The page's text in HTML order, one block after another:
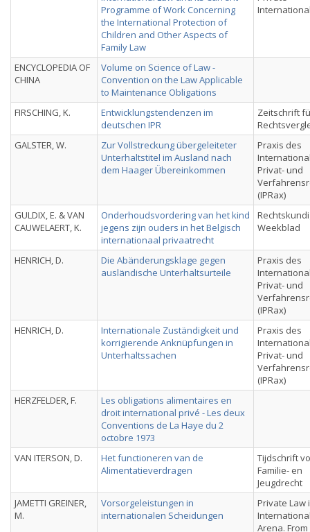
Programme of Work Concerning
the International Protection of
Children and Other Aspects of
Family Law
ENCYCLOPEDIA OF
CHINA
Volume on Science of Law -
Convention on the Law Applicable
to Maintenance Obligations
FIRSCHING, K.
Entwicklungstendenzen im
deutschen IPR
Zeitschrift
GALSTER, W.
Zur Vollstreckung übergeleiteter
Unterhaltstitel im Ausland nach
dem Haager Übereinkommen
Praxis des
Privat- und
(IPRax)
GULDIX, E. & VAN
CAUWELAERT, K.
Onderhoudsvordering van het kind
jegens zijn ouders in het Belgisch
internationaal privaatrecht
Weekblad
HENRICH, D.
Die Abänderungsklage gegen
ausländische Unterhaltsurteile
Praxis des
Privat- und
(IPRax)
HENRICH, D.
Internationale Zuständigkeit und
korrigierende Anknüpfungen in
Unterhaltssachen
Praxis des
Privat- und
(IPRax)
HERZFELDER, F.
Les obligations alimentaires en
droit international privé - Les deux
Conventions de La Haye du 2
octobre 1973
VAN ITERSON, D.
Het functioneren van de
Alimentatieverdragen
Tijdschrift
Familie- en
Jeugdrecht
JAMETTI GREINER,
M.
Vorsorgeleistungen in
internationalen Scheidungen
Private Law
Arena. From